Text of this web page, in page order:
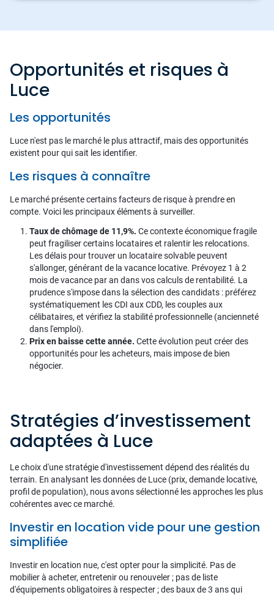
Opportunités et risques à
Luce
Les opportunités
Luce n'est pas le marché le plus attractif, mais des opportunités
existent pour qui sait les identifier.
Les risques à connaître
Le marché présente certains facteurs de risque à prendre en
compte. Voici les principaux éléments à surveiller.
Taux de chômage de 11,9%. Ce contexte économique fragile
peut fragiliser certains locataires et ralentir les relocations.
Les délais pour trouver un locataire solvable peuvent
s'allonger, générant de la vacance locative. Prévoyez 1 à 2
mois de vacance par an dans vos calculs de rentabilité. La
prudence s'impose dans la sélection des candidats : préférez
systématiquement les CDI aux CDD, les couples aux
célibataires, et vérifiez la stabilité professionnelle (ancienneté
dans l'emploi).
Prix en baisse cette année. Cette évolution peut créer des
opportunités pour les acheteurs, mais impose de bien
négocier.
Stratégies d’investissement
adaptées à Luce
Le choix d'une stratégie d'investissement dépend des réalités du
terrain. En analysant les données de Luce (prix, demande locative,
profil de population), nous avons sélectionné les approches les plus
cohérentes avec ce marché.
Investir en location vide pour une gestion
simplifiée
Investir en location nue, c'est opter pour la simplicité. Pas de
mobilier à acheter, entretenir ou renouveler ; pas de liste
d'équipements obligatoires à respecter ; des baux de 3 ans qui